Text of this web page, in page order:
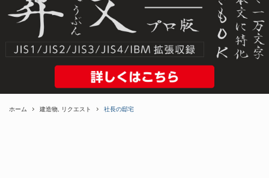
ホーム 建造物, リクエスト 社長の邸宅